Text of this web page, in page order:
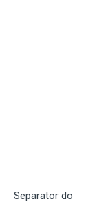
Separator do